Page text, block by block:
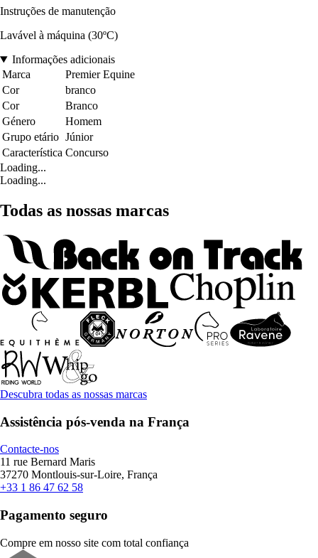
Instruções de manutenção
Lavável à máquina (30ºC)
Informações adicionais
Marca
Premier Equine
Cor
branco
Cor
Branco
Género
Homem
Grupo etário Júnior
Característica Concurso
Loading...
Loading...
Todas as nossas marcas
Descubra todas as nossas marcas
Assistência pós-venda na França
Contacte-nos
11 rue Bernard Maris
37270 Montlouis-sur-Loire, França
+33 1 86 47 62 58
Pagamento seguro
Compre em nosso site com total confiança